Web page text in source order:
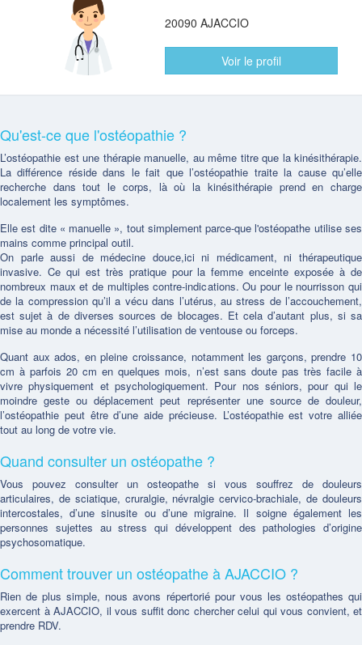
20090 AJACCIO
Voir le profil
Qu'est-ce que l'ostéopathie ?
L’ostéopathie est une thérapie manuelle, au même titre que la kinésithérapie.
La différence réside dans le fait que l’ostéopathie traite la cause qu’elle
recherche dans tout le corps, là où la kinésithérapie prend en charge
localement les symptômes.
Elle est dite « manuelle », tout simplement parce-que l'ostéopathe utilise ses
mains comme principal outil.
On parle aussi de médecine douce,ici ni médicament, ni thérapeutique
invasive. Ce qui est très pratique pour la femme enceinte exposée à de
nombreux maux et de multiples contre-indications. Ou pour le nourrisson qui
de la compression qu’il a vécu dans l’utérus, au stress de l’accouchement,
est sujet à de diverses sources de blocages. Et cela d’autant plus, si sa
mise au monde a nécessité l’utilisation de ventouse ou forceps.
Quant aux ados, en pleine croissance, notamment les garçons, prendre 10
cm à parfois 20 cm en quelques mois, n’est sans doute pas très facile à
vivre physiquement et psychologiquement. Pour nos séniors, pour qui le
moindre geste ou déplacement peut représenter une source de douleur,
l’ostéopathie peut être d’une aide précieuse. L’ostéopathie est votre alliée
tout au long de votre vie.
Quand consulter un ostéopathe ?
Vous pouvez consulter un osteopathe si vous souffrez de douleurs
articulaires, de sciatique, cruralgie, névralgie cervico-brachiale, de douleurs
intercostales, d’une sinusite ou d’une migraine. Il soigne également les
personnes sujettes au stress qui développent des pathologies d’origine
psychosomatique.
Comment trouver un ostéopathe à AJACCIO ?
Rien de plus simple, nous avons répertorié pour vous les ostéopathes qui
exercent à AJACCIO, il vous suffit donc chercher celui qui vous convient, et
prendre RDV.